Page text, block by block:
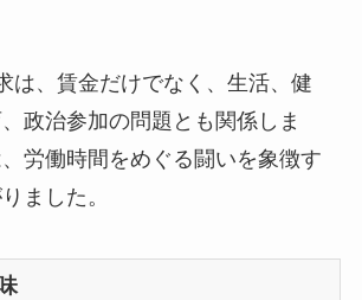
は、賃金だけでなく、生活、健
政治参加の問題とも関係しま
労働時間をめぐる闘いを象徴す
ました。